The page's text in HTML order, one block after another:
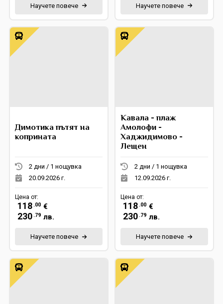
Научете повече Научете повече
Димотика пътят на
коприната
2 дни / 1 нощувка
20.09.2026 г.
Цена от:
118 .00 €
230 .79 лв.
Научете повече
Кавала - плаж
Амолофи -
Хаджидимово -
Лещен
2 дни / 1 нощувка
12.09.2026 г.
Цена от:
118 .00 €
230 .79 лв.
Научете повече